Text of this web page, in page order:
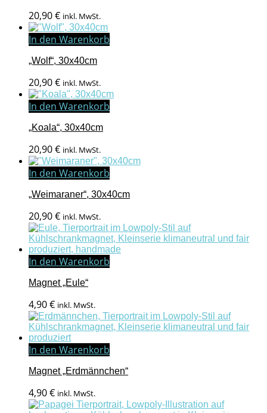
20,90€ inkl. MwSt.
In den Warenkorb
„Wolf“, 30x40cm
20,90€ inkl. MwSt.
In den Warenkorb
„Koala“, 30x40cm
20,90€ inkl. MwSt.
In den Warenkorb
„Weimaraner“, 30x40cm
20,90€ inkl. MwSt.
In den Warenkorb
Magnet „Eule“
4,90€ inkl. MwSt.
In den Warenkorb
Magnet „Erdmännchen“
4,90€ inkl. MwSt.